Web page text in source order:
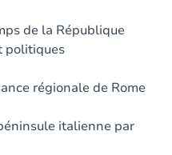
de la République
politiques
régionale de Rome
italienne par